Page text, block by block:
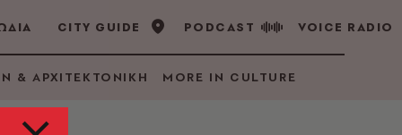
CITY GUIDE PODCAST VOICE RADIO
& ΑΡΧΙΤΕΚΤΟΝΙΚΗ MORE IN CULTURE